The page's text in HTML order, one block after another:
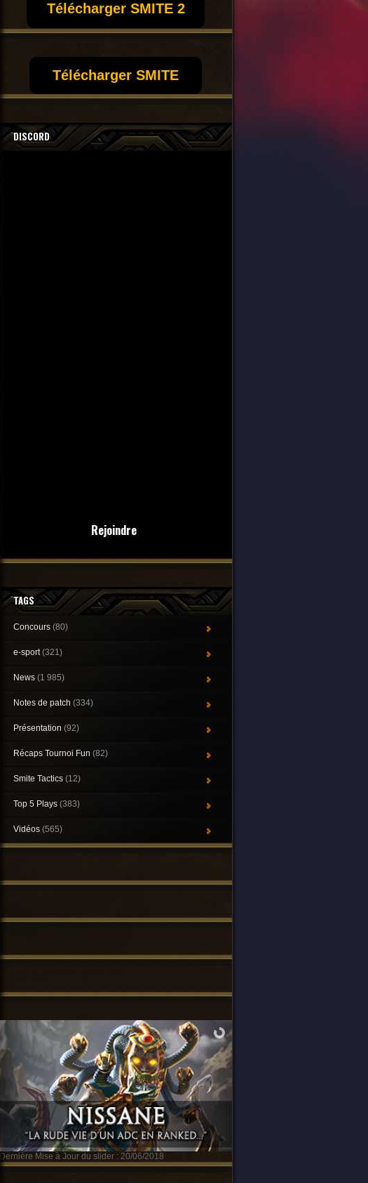
Télécharger SMITE 2
Télécharger SMITE
DISCORD
Rejoindre
TAGS
Concours (80)
e-sport(321)
News (1 985)
Notes de patch (334)
Présentation (92)
Récaps Tournoi Fun (82)
Smite Tactics (12)
Top 5 Plays (383)
Vidéos (565)
Dernière Mise à Jour du slider : 20/06/2018